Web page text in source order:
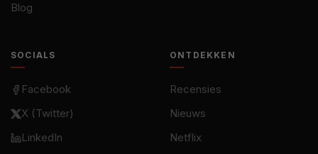
Blog
SOCIALS
Facebook
X (Twitter)
LinkedIn
ONTDEKKEN
Recensies
Nieuws
Netflix